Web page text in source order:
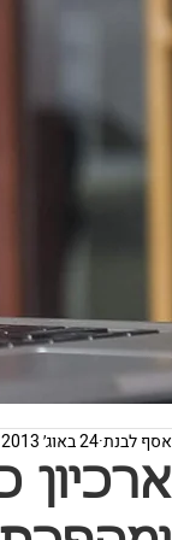
אסף לבנת24 באוג׳ 2013